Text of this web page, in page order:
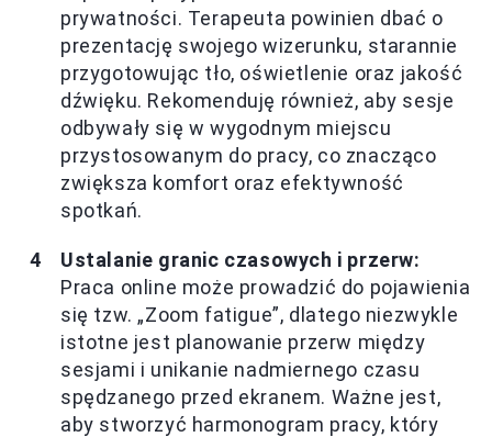
prywatności. Terapeuta powinien dbać o
prezentację swojego wizerunku, starannie
przygotowując tło, oświetlenie oraz jakość
dźwięku. Rekomenduję również, aby sesje
odbywały się w wygodnym miejscu
przystosowanym do pracy, co znacząco
zwiększa komfort oraz efektywność
spotkań.
Ustalanie granic czasowych i przerw:
Praca online może prowadzić do pojawienia
się tzw. „Zoom fatigue”, dlatego niezwykle
istotne jest planowanie przerw między
sesjami i unikanie nadmiernego czasu
spędzanego przed ekranem. Ważne jest,
aby stworzyć harmonogram pracy, który